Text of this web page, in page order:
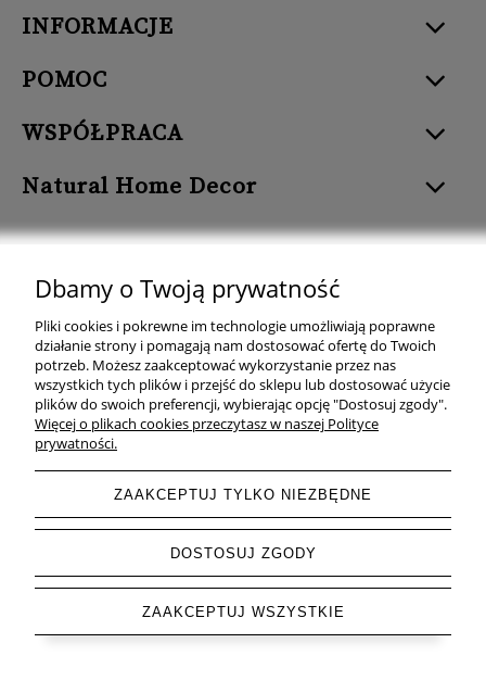
INFORMACJE
POMOC
WSPÓŁPRACA
Natural Home Decor
Natural Home Decor | E-mail: sklep at naturalhomedecor.pl | Tel.:
507 707 299
| NIP: 7971800592 | REGON: 381429127
Copyright © 2026 - Naturalhomedecor.pl
Dbamy o Twoją prywatność
Pliki cookies i pokrewne im technologie umożliwiają poprawne
działanie strony i pomagają nam dostosować ofertę do Twoich
potrzeb. Możesz zaakceptować wykorzystanie przez nas
wszystkich tych plików i przejść do sklepu lub dostosować użycie
plików do swoich preferencji, wybierając opcję "Dostosuj zgody".
Więcej o plikach cookies przeczytasz w naszej Polityce
prywatności.
ZAAKCEPTUJ TYLKO NIEZBĘDNE
DOSTOSUJ ZGODY
ZAAKCEPTUJ WSZYSTKIE